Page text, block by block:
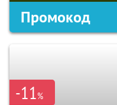
Промокод
-11%